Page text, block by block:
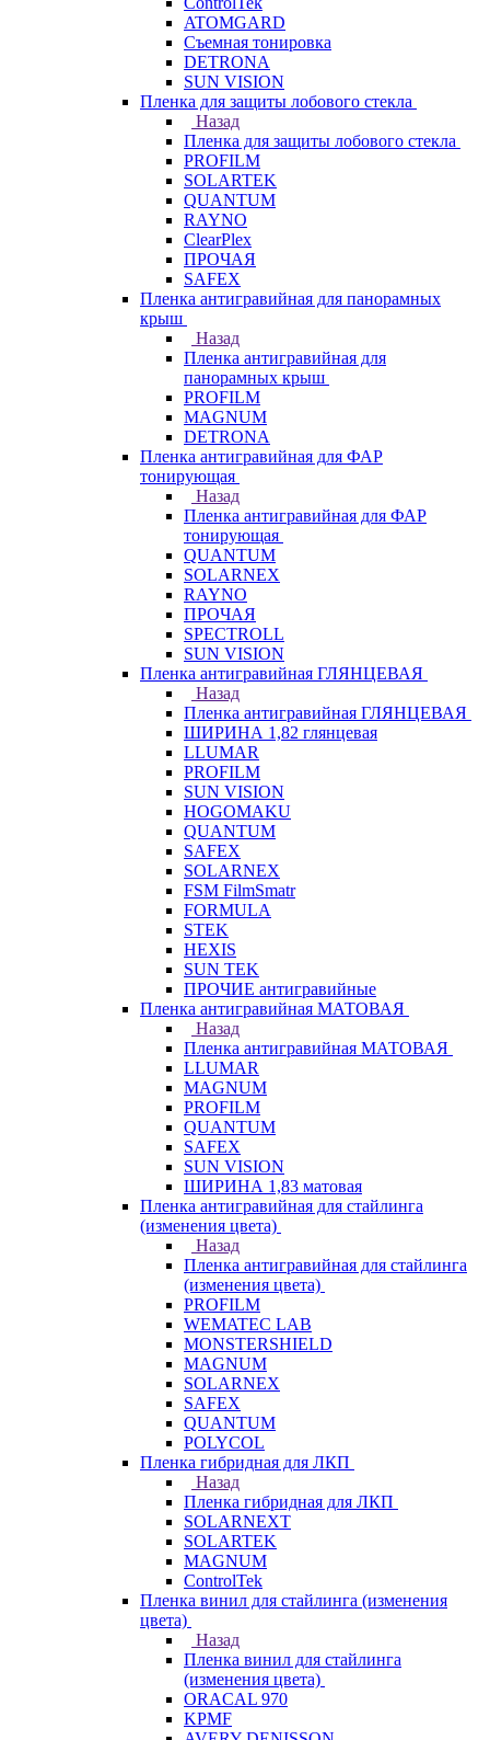
ATOMGARD
Съемная тонировка
DETRONA
SUN VISION
Пленка для защиты лобового стекла
Назад
Пленка для защиты лобового стекла
PROFILM
SOLARTEK
QUANTUM
RAYNO
ClearPlex
ПРОЧАЯ
SAFEX
Пленка антигравийная для панорамных
крыш
Назад
Пленка антигравийная для
панорамных крыш
PROFILM
MAGNUM
DETRONA
Пленка антигравийная для ФАР
тонирующая
Назад
Пленка антигравийная для ФАР
тонирующая
QUANTUM
SOLARNEX
RAYNO
ПРОЧАЯ
SPECTROLL
SUN VISION
Пленка антигравийная ГЛЯНЦЕВАЯ
Назад
Пленка антигравийная ГЛЯНЦЕВАЯ
ШИРИНА 1,82 глянцевая
LLUMAR
PROFILM
SUN VISION
HOGOMAKU
QUANTUM
SAFEX
SOLARNEX
FSM FilmSmatr
FORMULA
STEK
HEXIS
SUN TEK
ПРОЧИЕ антигравийные
Пленка антигравийная МАТОВАЯ
Назад
Пленка антигравийная МАТОВАЯ
LLUMAR
MAGNUM
PROFILM
QUANTUM
SAFEX
SUN VISION
ШИРИНА 1,83 матовая
Пленка антигравийная для стайлинга
(изменения цвета)
Назад
Пленка антигравийная для стайлинга
(изменения цвета)
PROFILM
WEMATEC LAB
MONSTERSHIELD
MAGNUM
SOLARNEX
SAFEX
QUANTUM
POLYCOL
Пленка гибридная для ЛКП
Назад
Пленка гибридная для ЛКП
SOLARNEXT
SOLARTEK
MAGNUM
ControlTek
Пленка винил для стайлинга (изменения
цвета)
Назад
Пленка винил для стайлинга
(изменения цвета)
ORACAL 970
KPMF